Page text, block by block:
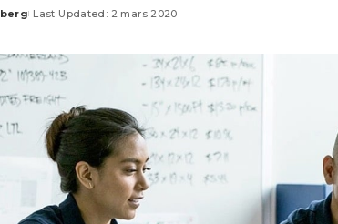
Last Updated: 2 mars 2020